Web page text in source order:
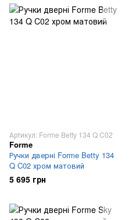
Артикул: Forme Betty 134 Q C02
Forme
Ручки дверні Forme Betty 134
Q C02 хром матовий
5 695 грн